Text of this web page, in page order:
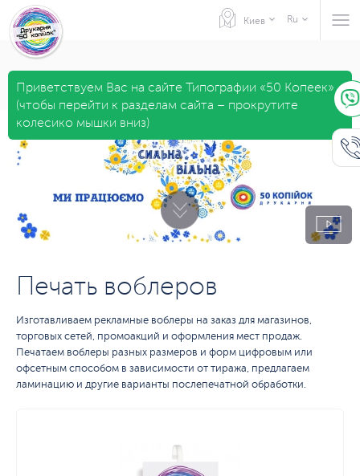
Киев Ru
Приветствуем Вас на сайте Типографии «50 Копеек»
(чтобы перейти к разделам сайта – прокрутите
колесико мышки вниз)
Печать воблеров
Изготавливаем рекламные воблеры на заказ для магазинов,
торговых сетей, промоакций и оформления мест продаж.
Печатаем воблеры разных размеров и форм цифровым или
офсетным способом в зависимости от тиража, предлагаем
ламинацию и другие варианты послепечатной обработки.